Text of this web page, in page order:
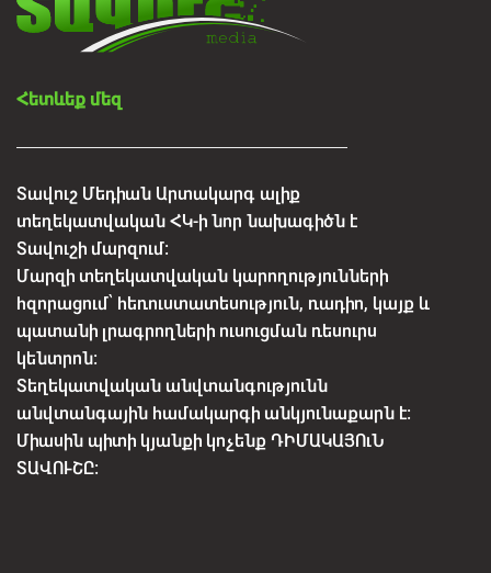
Հետևեք մեզ
Տավուշ Մեդիան Արտակարգ ալիք
տեղեկատվական ՀԿ-ի նոր նախագիծն է
Տավուշի մարզում:
Մարզի տեղեկատվական կարողությունների
հզորացում՝ հեռուստատեսություն, ռադիո, կայք և
պատանի լրագրողների ուսուցման ռեսուրս
կենտրոն:
Տեղեկատվական անվտանգությունն
անվտանգային համակարգի անկյունաքարն է:
Միասին պիտի կյանքի կոչենք ԴԻՄԱԿԱՅՈւՆ
ՏԱՎՈՒՇԸ: